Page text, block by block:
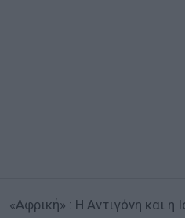
«Aφρική» : Η Αντιγόνη και η